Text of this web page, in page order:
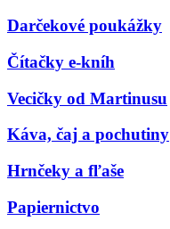
Darčekové poukážky
Čítačky e-kníh
Vecičky od Martinusu
Káva, čaj a pochutiny
Hrnčeky a fľaše
Papiernictvo